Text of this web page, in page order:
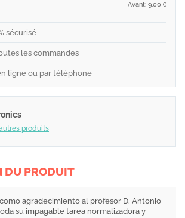
Avant: 9,00 €
sécurisé
les commandes
ligne ou par téléphone
produits
DU PRODUIT
agradecimiento al profesor D. Antonio
su impagable tarea normalizadora y